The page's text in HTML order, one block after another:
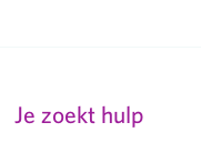
Je zoekt hulp